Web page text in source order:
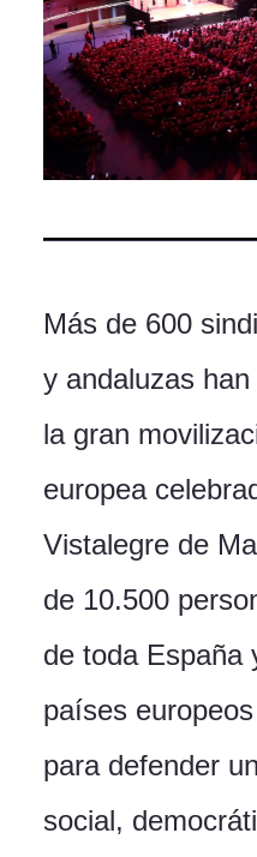
Más de 600
y andaluzas
la gran
europea
Vistalegre de
de 10.500
de toda España
países
para defender
social,